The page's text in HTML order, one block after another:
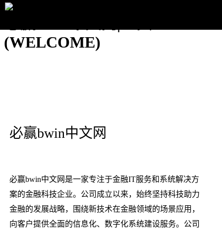
(WELCOME)
必赢bwin中文网
必赢bwin中文网是一家专注于金融IT服务和系统解决方
案的金融科技企业。公司成立以来，始终坚持科技助力
金融的发展战略，围绕新技术在金融领域的场景应用，
向客户提供全面的信息化、数字化系统建设服务。公司